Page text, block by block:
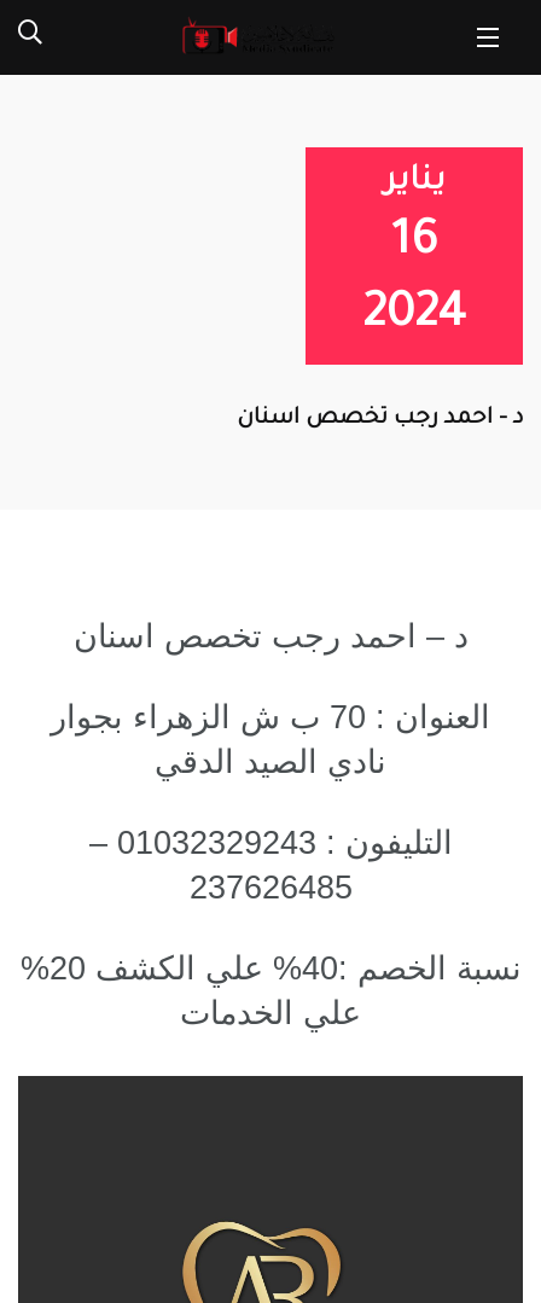
يناير
16
2024
د – احمد رجب تخصص اسنان
د – احمد رجب تخصص اسنان
العنوان : 70 ب ش الزهراء بجوار
نادي الصيد الدقي
التليفون : 01032329243 –
237626485
نسبة الخصم :40% علي الكشف 20%
علي الخدمات